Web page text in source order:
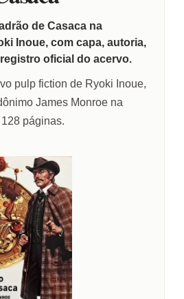
de Casaca na
Inoue, com capa, autoria,
oficial do acervo.
pulp fiction de Ryoki Inoue,
James Monroe na
páginas.